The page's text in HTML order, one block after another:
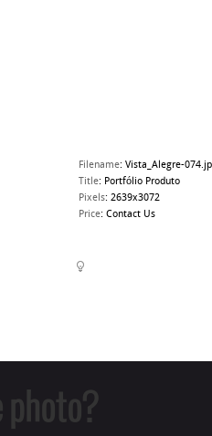
Filename: Vista_Alegre-
Title: Portfólio Produto
Pixels: 2639x3072
Price: Contact Us
photo?